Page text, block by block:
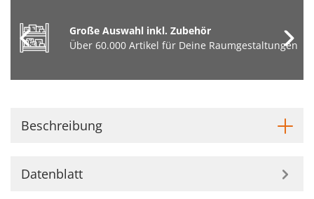
Große Auswahl inkl. Zubehör
Über 60.000 Artikel für Deine Raumgestaltungen
Beschreibung
Datenblatt